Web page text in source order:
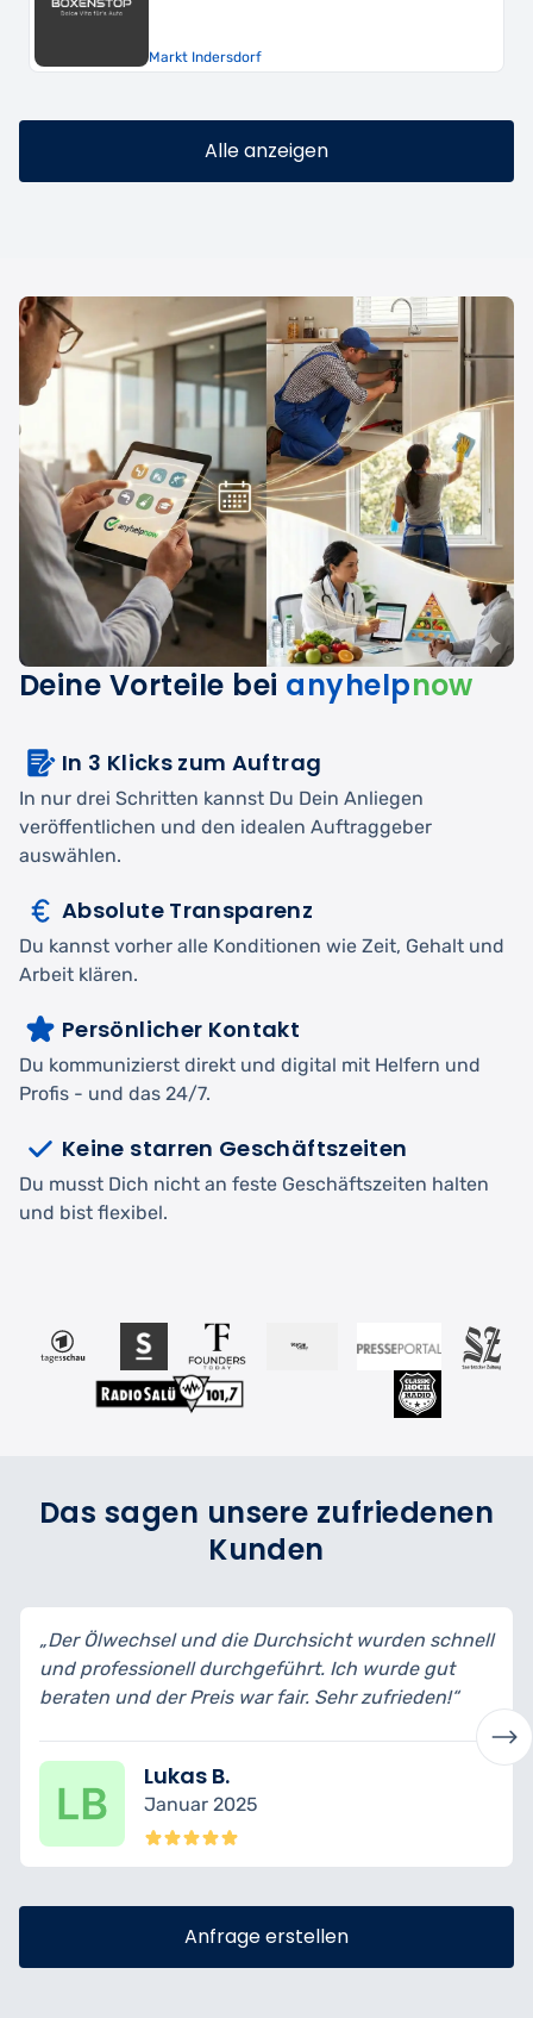
Markt Indersdorf
Alle anzeigen
Deine Vorteile bei anyhelpnow
In 3 Klicks zum Auftrag
In nur drei Schritten kannst Du Dein Anliegen
veröffentlichen und den idealen Auftraggeber
auswählen.
Absolute Transparenz
Du kannst vorher alle Konditionen wie Zeit, Gehalt und
Arbeit klären.
Persönlicher Kontakt
Du kommunizierst direkt und digital mit Helfern und
Profis - und das 24/7.
Keine starren Geschäftszeiten
Du musst Dich nicht an feste Geschäftszeiten halten
und bist flexibel.
Das sagen unsere zufriedenen
Kunden
„Der Ölwechsel und die Durchsicht wurden schnell
und professionell durchgeführt. Ich wurde gut
beraten und der Preis war fair. Sehr zufrieden!“
Lukas B.
Januar 2025
Anfrage erstellen